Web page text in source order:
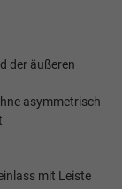
der äußeren
asymmetrisch
mit Leiste